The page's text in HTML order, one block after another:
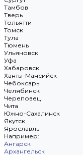
Тамбов
Тверь
Тольятти
Томск
Тула
Тюмень
Ульяновск
Уфа
Хабаровск
Ханты-Мансийск
Чебоксары
Челябинск
Череповец
Чита
Южно-Сахалинск
Якутск
Ярославль
Например:
Ангарск
Архангельск